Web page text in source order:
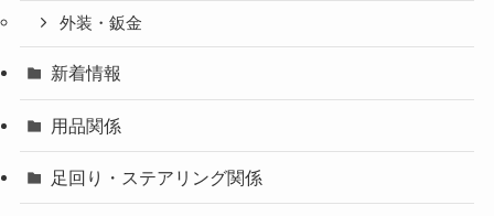
外装・鈑金
新着情報
用品関係
足回り・ステアリング関係